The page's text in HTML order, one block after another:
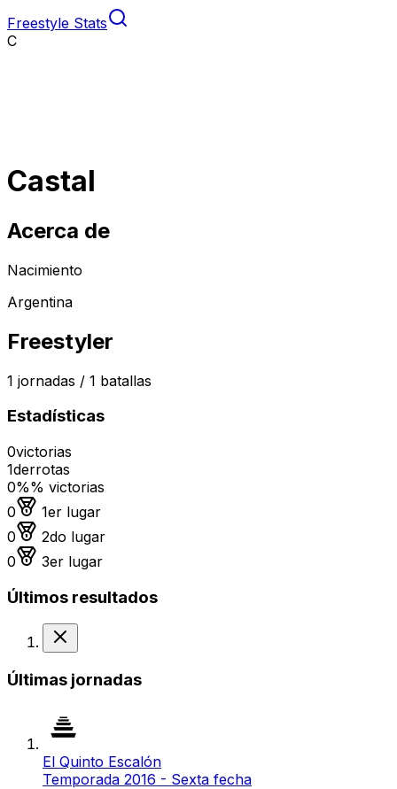
Freestyle Stats
C
Castal
Acerca de
Nacimiento
Argentina
Freestyler
1 jornadas / 1 batallas
Estadísticas
0victorias
1derrotas
0%% victorias
0
Medalla de oro
1er lugar
0
Medalla de plata
2do lugar
0
Medalla de bronce
3er lugar
Últimos resultados
Últimas jornadas
El Quinto Escalón
Temporada 2016 - Sexta fecha